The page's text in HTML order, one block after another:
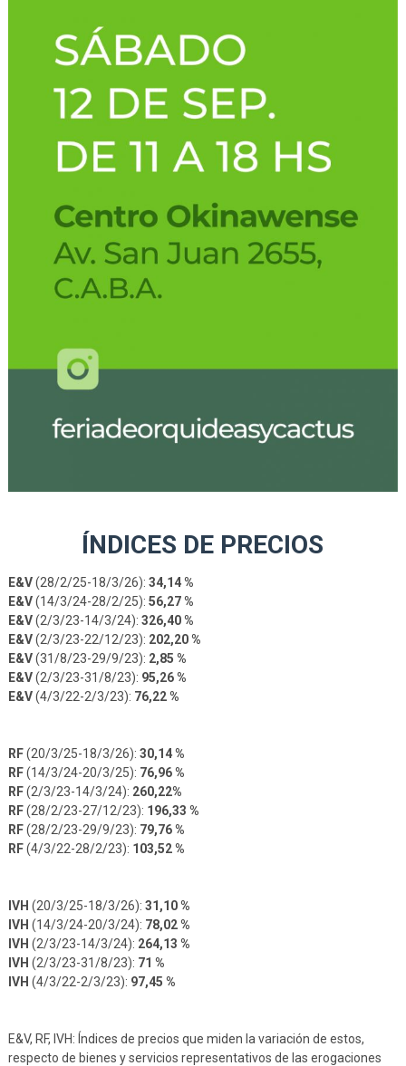
ÍNDICES DE PRECIOS
E&V(28/2/25-18/3/26): 34,14 %
E&V(14/3/24-28/2/25): 56,27 %
E&V(2/3/23-14/3/24): 326,40 %
E&V(2/3/23-22/12/23): 202,20 %
E&V(31/8/23-29/9/23): 2,85 %
E&V(2/3/23-31/8/23): 95,26 %
E&V(4/3/22-2/3/23): 76,22 %
RF(20/3/25-18/3/26): 30,14 %
RF(14/3/24-20/3/25): 76,96 %
RF(2/3/23-14/3/24): 260,22%
RF(28/2/23-27/12/23): 196,33 %
RF(28/2/23-29/9/23): 79,76 %
RF(4/3/22-28/2/23): 103,52 %
IVH (20/3/25-18/3/26): 31,10 %
IVH (14/3/24-20/3/24): 78,02 %
IVH (2/3/23-14/3/24): 264,13 %
IVH (2/3/23-31/8/23): 71 %
IVH (4/3/22-2/3/23): 97,45 %
E&V, RF, IVH: Índices de precios que miden la variación de estos,
respecto de bienes y servicios representativos de las erogaciones